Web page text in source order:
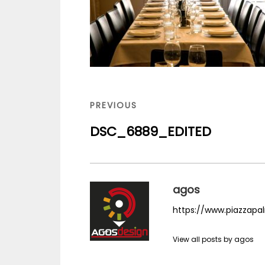
de
l’article
PREVIOUS
PREVIOUS
DSC_6889_EDITED
agos
https://
View all posts by agos